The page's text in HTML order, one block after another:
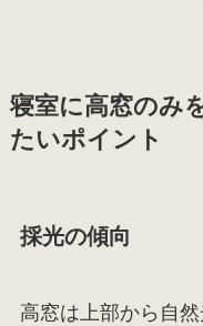
寝室に高窓のみ
たいポイント
採光の傾向
高窓は上部から自